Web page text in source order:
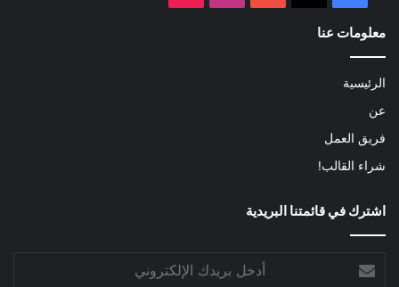
معلومات عنا
الرئيسية
عن
فريق العمل
شراء القالب!
اشترك في قائمتنا البريدية
بريدك